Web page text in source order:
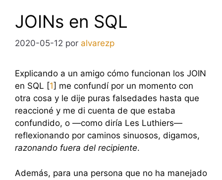
JOINs en SQL
2020-05-12 por alvarezp
Explicando a un amigo cómo funcionan los JOIN
en SQL [1] me confundí por un momento con
otra cosa y le dije puras falsedades hasta que
reaccioné y me di cuenta de que estaba
confundido, o —como diría Les Luthiers—
reflexionando por caminos sinuosos, digamos,
razonando fuera del recipiente.
Además, para una persona que no ha manejado